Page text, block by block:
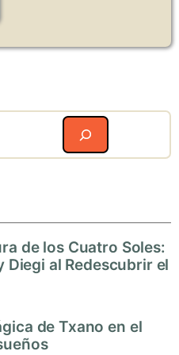
de los Cuatro Soles:
Diegi al Redescubrir el
de Txano en el